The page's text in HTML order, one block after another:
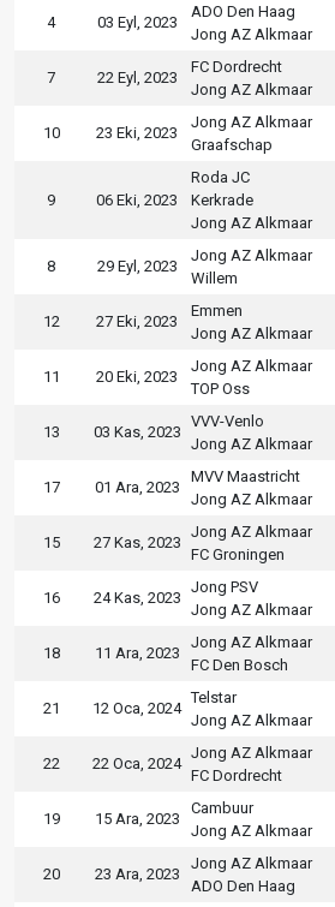
4 03 Eyl, 2023
ADO Den Haag
Jong AZ Alkmaar
7 22 Eyl, 2023
FC Dordrecht
Jong AZ Alkmaar
10 23 Eki, 2023
Jong AZ Alkmaar
Graafschap
9 06 Eki, 2023
Roda JC
Kerkrade
Jong AZ Alkmaar
8 29 Eyl, 2023
Jong AZ Alkmaar
Willem
12 27 Eki, 2023
Emmen
Jong AZ Alkmaar
11 20 Eki, 2023
Jong AZ Alkmaar
TOP Oss
13 03 Kas, 2023
VVV-Venlo
Jong AZ Alkmaar
17 01 Ara, 2023
MVV Maastricht
Jong AZ Alkmaar
15 27 Kas, 2023
Jong AZ Alkmaar
FC Groningen
16 24 Kas, 2023
Jong PSV
Jong AZ Alkmaar
18 11 Ara, 2023
Jong AZ Alkmaar
FC Den Bosch
21 12 Oca, 2024
Telstar
Jong AZ Alkmaar
22 22 Oca, 2024
Jong AZ Alkmaar
FC Dordrecht
19 15 Ara, 2023
Cambuur
Jong AZ Alkmaar
20 23 Ara, 2023
Jong AZ Alkmaar
ADO Den Haag